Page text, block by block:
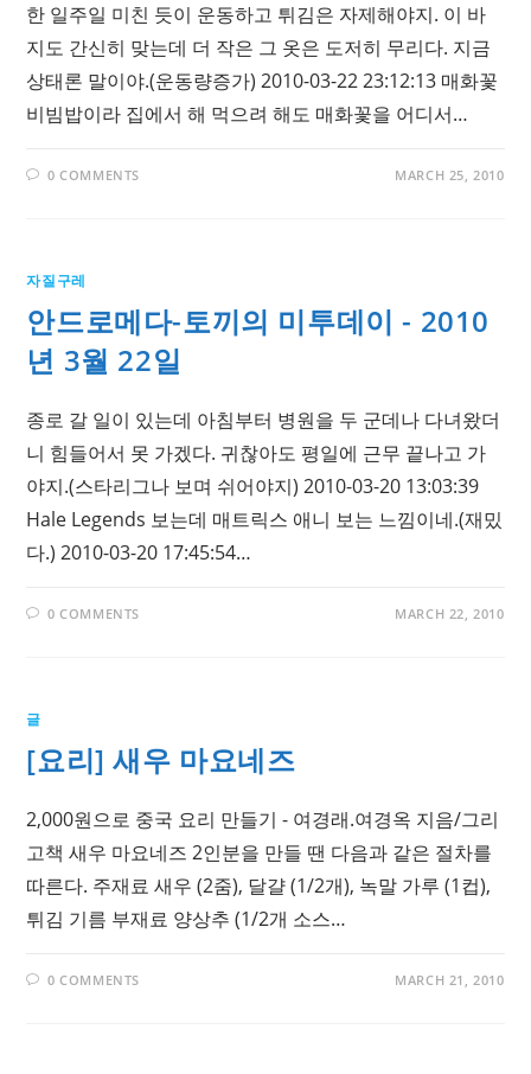
한 일주일 미친 듯이 운동하고 튀김은 자제해야지. 이 바
지도 간신히 맞는데 더 작은 그 옷은 도저히 무리다. 지금
상태론 말이야.(운동량증가) 2010-03-22 23:12:13 매화꽃
비빔밥이라 집에서 해 먹으려 해도 매화꽃을 어디서…
0 COMMENTS MARCH 25, 2010
자질구레
안드로메다-토끼의 미투데이 - 2010
년 3월 22일
종로 갈 일이 있는데 아침부터 병원을 두 군데나 다녀왔더
니 힘들어서 못 가겠다. 귀찮아도 평일에 근무 끝나고 가
야지.(스타리그나 보며 쉬어야지) 2010-03-20 13:03:39
Hale Legends 보는데 매트릭스 애니 보는 느낌이네.(재밌
다.) 2010-03-20 17:45:54…
0 COMMENTS MARCH 22, 2010
글
[요리] 새우 마요네즈
2,000원으로 중국 요리 만들기 - 여경래.여경옥 지음/그리
고책 새우 마요네즈 2인분을 만들 땐 다음과 같은 절차를
따른다. 주재료 새우 (2줌), 달걀 (1/2개), 녹말 가루 (1컵),
튀김 기름 부재료 양상추 (1/2개 소스…
0 COMMENTS MARCH 21, 2010